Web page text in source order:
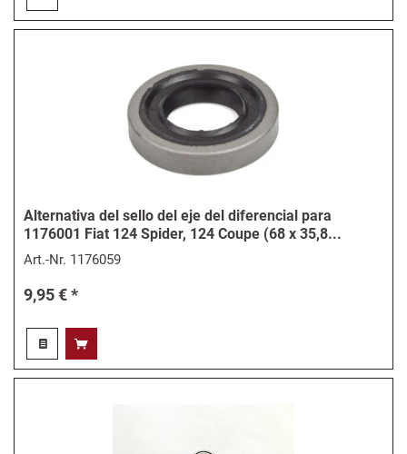
Alternativa del sello del eje del diferencial para
1176001 Fiat 124 Spider, 124 Coupe (68 x 35,8...
Art.-Nr. 1176059
9,95 € *